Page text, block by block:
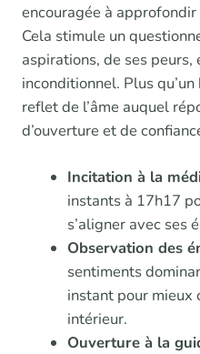
encouragée à approfondir
Cela stimule un
aspirations, de ses peurs,
inconditionnel. Plus
reflet de l’âme auquel
d’ouverture et de
Incitation à la
instants à 17h17
s’aligner avec ses
Observation des
sentiments
instant pour mieux
intérieur.
Ouverture à la